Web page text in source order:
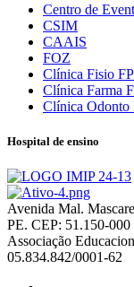
Centro de
CSIM
CAAIS
FOZ
Clínica Fisio
Clínica Farma
Clínica Odonto
Hospital de ensino
Avenida Mal.
PE. CEP: 51.150-000
Associação
05.834.842/0001-62